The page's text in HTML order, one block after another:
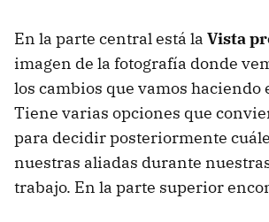
En la parte central está la Vista
imagen de la fotografía donde
los cambios que vamos haciendo
Tiene varias opciones que
para decidir posteriormente
nuestras aliadas durante
trabajo. En la parte superior